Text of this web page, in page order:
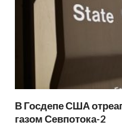
В Госдепе США
газом Севпотока-2